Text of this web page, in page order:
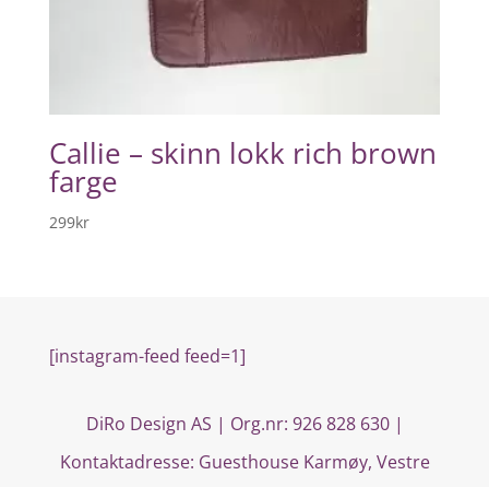
Callie – skinn lokk rich brown
farge
299kr
[instagram-feed feed=1]
DiRo Design AS | Org.nr: 926 828 630 |
Kontaktadresse: Guesthouse Karmøy, Vestre